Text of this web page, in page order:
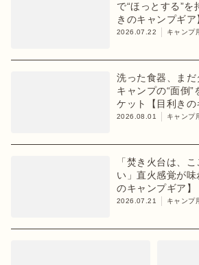
で“ほっとする”を
きのキャンプギア
2026.07.22 キャンプ
洗った食器、まだ
キャンプの“面倒
ケット【目利きの
2026.08.01 キャンプ
「焚き火台は、
い」直火感覚が
のキャンプギア】
2026.07.21 キャンプ